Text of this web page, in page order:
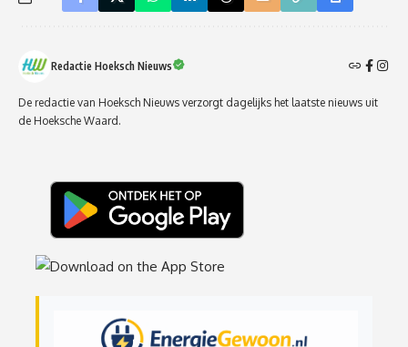
Redactie Hoeksch Nieuws
De redactie van Hoeksch Nieuws verzorgt dagelijks het laatste nieuws uit
de Hoeksche Waard.